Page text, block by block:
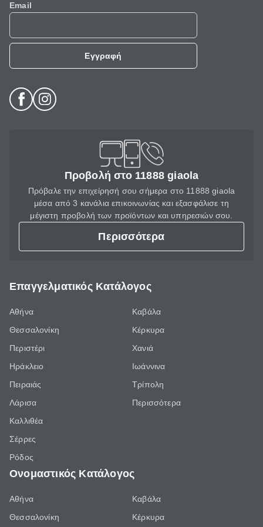
Email
Εγγραφή
Προβολή στο 11888 giaola
Πρόβαλε την επιχείρησή σου σήμερα στο 11888 giaola
μέσα από 3 κανάλια επικοινωνίας και εξασφάλισε τη
μέγιστη προβολή των προϊόντων και υπηρεσιών σου.
Περισσότερα
Επαγγελματικός Κατάλογος
Αθήνα
Θεσσαλονίκη
Περιστέρι
Ηράκλειο
Πειραιάς
Λάρισα
Καλλιθέα
Σέρρες
Ρόδος
Καβάλα
Κέρκυρα
Χανιά
Ιωάννινα
Τρίπολη
Περισσότερα
Ονομαστικός Κατάλογος
Αθήνα
Θεσσαλονίκη
Καβάλα
Κέρκυρα